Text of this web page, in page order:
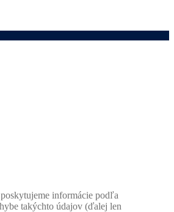
informácie podľa
takýchto údajov (ďalej len